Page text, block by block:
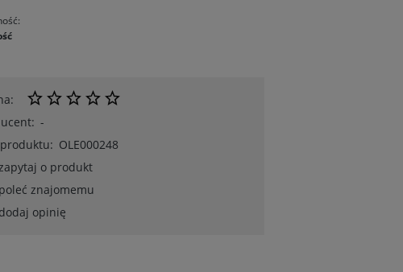
-
OLE000248
o produkt
poleć znajomemu
dodaj opinię